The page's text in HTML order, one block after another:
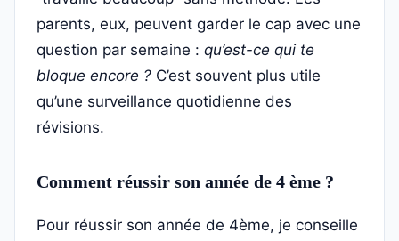
parents, eux, peuvent garder le cap avec une
question par semaine : qu’est-ce qui te
bloque encore ? C’est souvent plus utile
qu’une surveillance quotidienne des
révisions.
Comment réussir son année de 4 ème ?
Pour réussir son année de 4ème, je conseille